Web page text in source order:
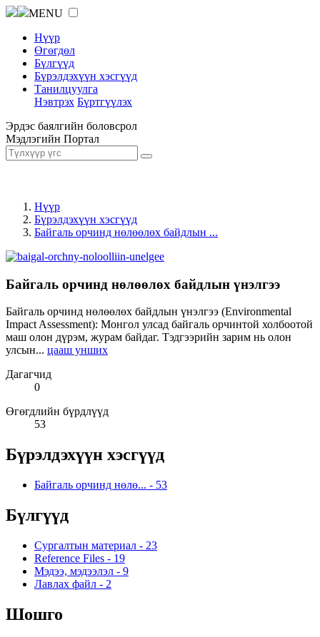
MENU
Нүүр
Өгөгдөл
Бүлгүүд
Бүрэлдэхүүн хэсгүүд
Танилцуулга
Нэвтрэх Бүртгүүлэх
Эрдэс баялгийн боловсрол
Мэдлэгийн Портал
Нүүр
Бүрэлдэхүүн хэсгүүд
Байгаль орчинд нөлөөлөх байдлын ...
Байгаль орчинд нөлөөлөх байдлын үнэлгээ
Байгаль орчинд нөлөөлөх байдлын үнэлгээ (Environmental
Impact Assessment): Монгол улсад байгаль орчинтой холбоотой
маш олон дүрэм, журам байдаг. Тэдгээрийн зарим нь олон
улсын... цааш унших
Дагагчид
0
Өгөгдлийн бүрдлүүд
53
Бүрэлдэхүүн хэсгүүд
Байгаль орчинд нөлө... - 53
Бүлгүүд
Сургалтын материал - 23
Reference Files - 19
Мэдээ, мэдээлэл - 9
Лавлах файл - 2
Шошго